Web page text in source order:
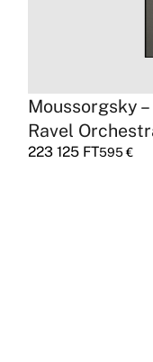
Moussorgsky
Ravel
223 125 FT595€